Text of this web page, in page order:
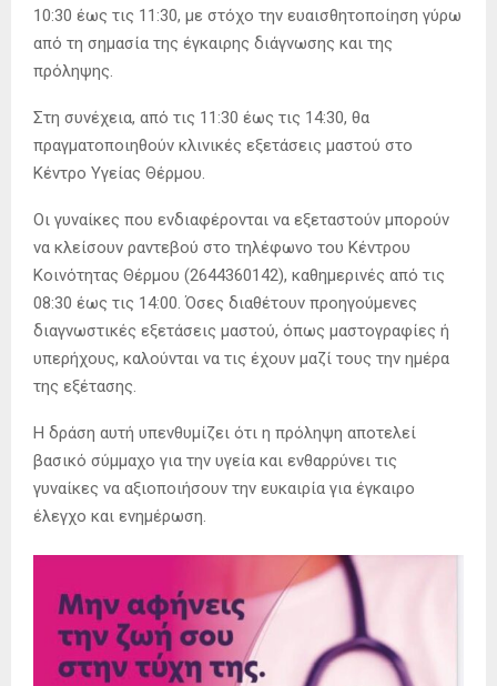
10:30 έως τις 11:30, με στόχο την ευαισθητοποίηση γύρω
από τη σημασία της έγκαιρης διάγνωσης και της
πρόληψης.
Στη συνέχεια, από τις 11:30 έως τις 14:30, θα
πραγματοποιηθούν κλινικές εξετάσεις μαστού στο
Κέντρο Υγείας Θέρμου.
Οι γυναίκες που ενδιαφέρονται να εξεταστούν μπορούν
να κλείσουν ραντεβού στο τηλέφωνο του Κέντρου
Κοινότητας Θέρμου (2644360142), καθημερινές από τις
08:30 έως τις 14:00. Όσες διαθέτουν προηγούμενες
διαγνωστικές εξετάσεις μαστού, όπως μαστογραφίες ή
υπερήχους, καλούνται να τις έχουν μαζί τους την ημέρα
της εξέτασης.
Η δράση αυτή υπενθυμίζει ότι η πρόληψη αποτελεί
βασικό σύμμαχο για την υγεία και ενθαρρύνει τις
γυναίκες να αξιοποιήσουν την ευκαιρία για έγκαιρο
έλεγχο και ενημέρωση.